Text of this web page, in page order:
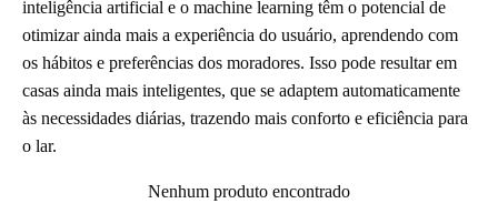
inteligência artificial e o machine learning têm o potencial de
otimizar ainda mais a experiência do usuário, aprendendo com
os hábitos e preferências dos moradores. Isso pode resultar em
casas ainda mais inteligentes, que se adaptem automaticamente
às necessidades diárias, trazendo mais conforto e eficiência para
o lar.
Nenhum produto encontrado